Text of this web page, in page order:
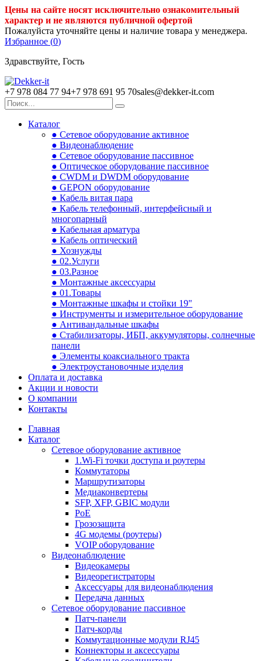
Цены на сайте носят исключительно ознакомительный
характер и не являются публичной офертой
Пожалуйста уточняйте цены и наличие товара у менеджера.
Избранное (0)
Здравствуйте, Гость
+7 978 084 77 94+7 978 691 95 70sales@dekker-it.com
Каталог
● Сетевое оборудование активное
● Видеонаблюдение
● Сетевое оборудование пассивное
● Оптическое оборудование пассивное
● CWDM и DWDM оборудование
● GEPON оборудование
● Кабель витая пара
● Кабель телефонный, интерфейсный и
многопарный
● Кабельная арматура
● Кабель оптический
● Хознужды
● 02.Услуги
● 03.Разное
● Монтажные аксессуары
● 01.Товары
● Монтажные шкафы и стойки 19"
● Инструменты и измерительное оборудование
● Антивандальные шкафы
● Стабилизаторы, ИБП, аккумуляторы, солнечные
панели
● Элементы коаксиального тракта
● Электроустановочные изделия
Оплата и доставка
Акции и новости
О компании
Контакты
Главная
Каталог
Сетевое оборудование активное
1.Wi-Fi точки доступа и роутеры
Коммутаторы
Маршрутизаторы
Медиаконвертеры
SFP, XFP, GBIC модули
PoE
Грозозащита
4G модемы (роутеры)
VOIP оборудование
Видеонаблюдение
Видеокамеры
Видеорегистраторы
Аксессуары для видеонаблюдения
Передача данных
Сетевое оборудование пассивное
Патч-панели
Патч-корды
Коммутационные модули RJ45
Коннекторы и аксессуары